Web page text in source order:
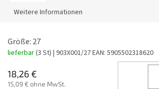
Weitere Informationen
Größe: 27
lieferbar(3 St) | 903X001/27EAN: 5905502318620
18,26 €
15,09 € ohne MwSt.